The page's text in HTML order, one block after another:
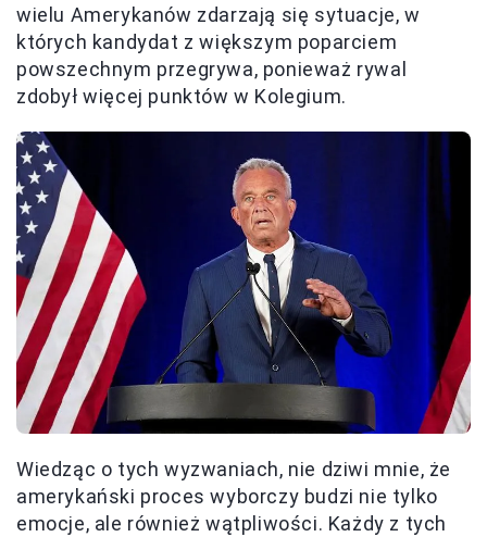
wielu Amerykanów zdarzają się sytuacje, w
których kandydat z większym poparciem
powszechnym przegrywa, ponieważ rywal
zdobył więcej punktów w Kolegium.
Wiedząc o tych wyzwaniach, nie dziwi mnie, że
amerykański proces wyborczy budzi nie tylko
emocje, ale również wątpliwości. Każdy z tych